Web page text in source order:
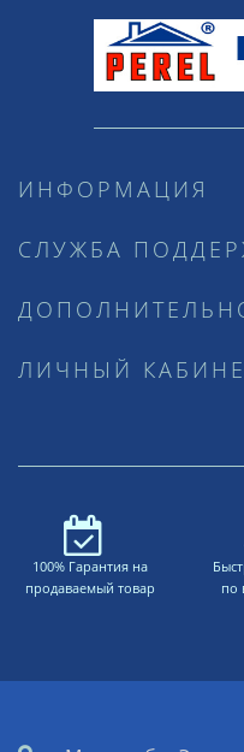
ИНФОРМАЦИЯ
СЛУЖБА
ЛИЧНЫЙ
100% Гарантия на
продаваемый товар
по